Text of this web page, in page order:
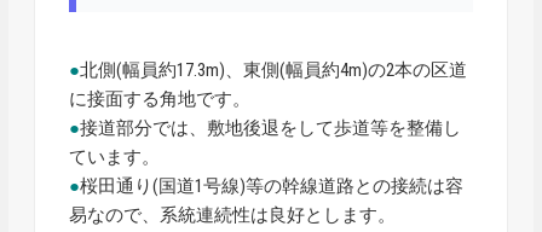
●北側(幅員約17.3m)、東側(幅員約4m)の2本の区道
に接面する角地です。
●接道部分では、敷地後退をして歩道等を整備し
ています。
●桜田通り(国道1号線)等の幹線道路との接続は容
易なので、系統連続性は良好とします。